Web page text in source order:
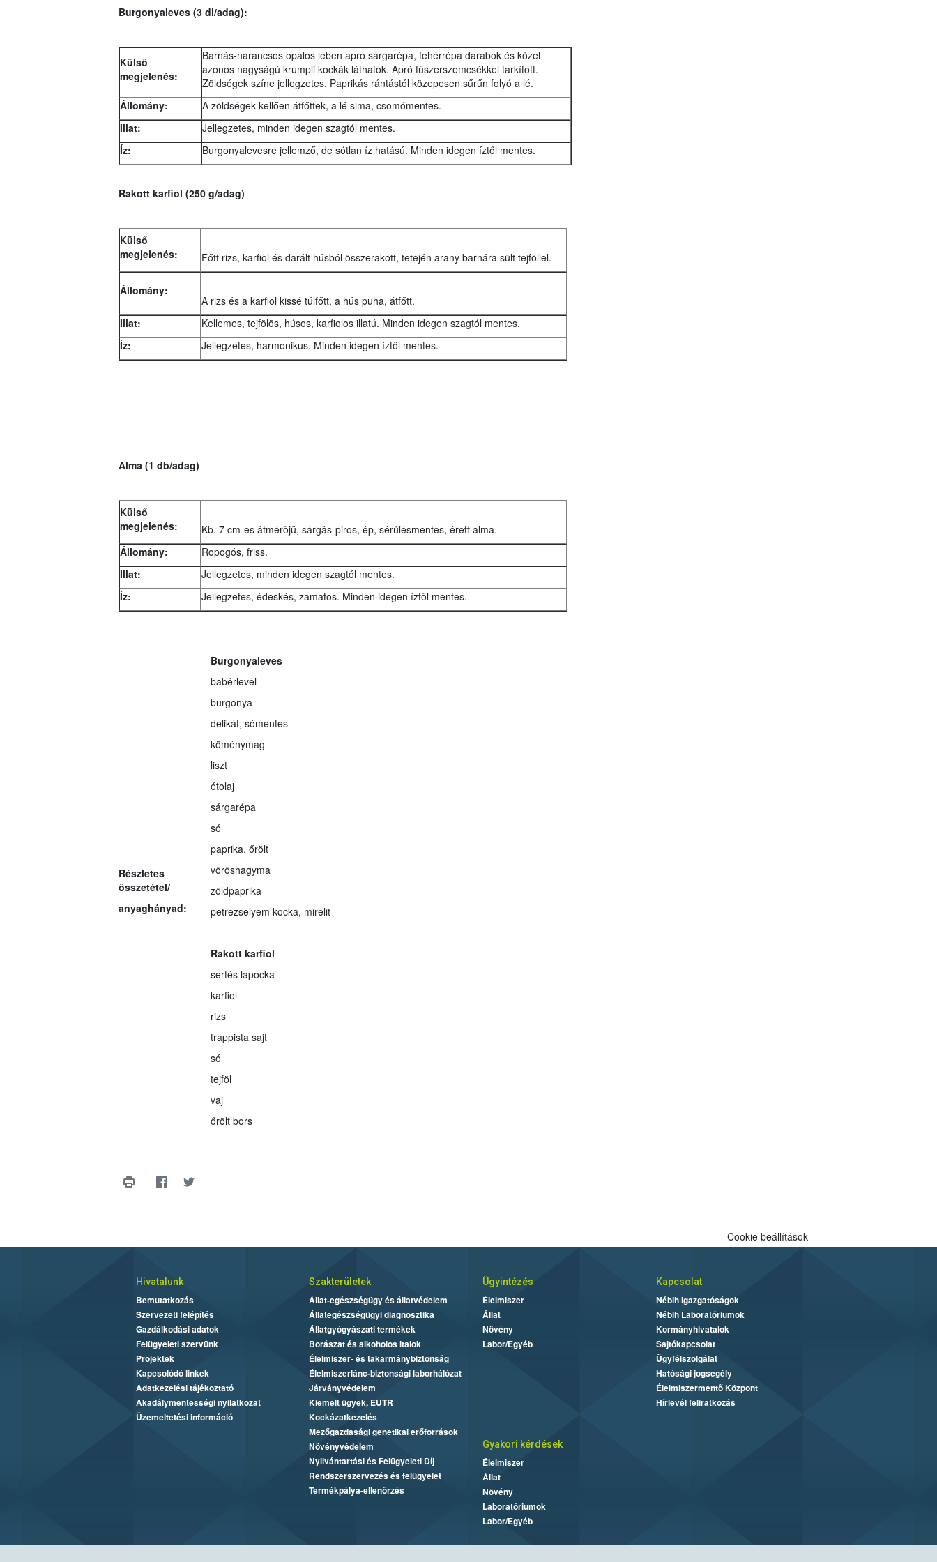
Burgonyaleves (3 dl/adag):
Külső
megjelenés:
Barnás-narancsos opálos lében apró sárgarépa, fehérrépa darabok és közel
azonos nagyságú krumpli kockák láthatók. Apró fűszerszemcsékkel tarkított.
Zöldségek színe jellegzetes. Paprikás rántástól közepesen sűrűn folyó a lé.
Állomány:
A zöldségek kellően átfőttek, a lé sima, csomómentes.
Illat:
Jellegzetes, minden idegen szagtól mentes.
Íz:
Burgonyalevesre jellemző, de sótlan íz hatású. Minden idegen íztől mentes.
Rakott karfiol (250 g/adag)
Külső
megjelenés:
Főtt rizs, karfiol és darált húsból összerakott, tetején arany barnára sült tejföllel.
Állomány:
A rizs és a karfiol kissé túlfőtt, a hús puha, átfőtt.
Illat:
Kellemes, tejfölös, húsos, karfiolos illatú. Minden idegen szagtól mentes.
Íz:
Jellegzetes, harmonikus. Minden idegen íztől mentes.
Alma (1 db/adag)
Külső
megjelenés:
Kb. 7 cm-es átmérőjű, sárgás-piros, ép, sérülésmentes, érett alma.
Állomány:
Ropogós, friss.
Illat:
Jellegzetes, minden idegen szagtól mentes.
Íz:
Jellegzetes, édeskés, zamatos. Minden idegen íztől mentes.
Részletes
összetétel/
anyaghányad:
Burgonyaleves
babérlevél
burgonya
delikát, sómentes
köménymag
liszt
étolaj
sárgarépa
só
paprika, őrölt
vöröshagyma
zöldpaprika
petrezselyem kocka, mirelit
Rakott karfiol
sertés lapocka
karfiol
rizs
trappista sajt
só
tejföl
vaj
őrölt bors
Cookie beállítások
Hivatalunk
Bemutatkozás
Szervezeti felépítés
Gazdálkodási adatok
Felügyeleti szervünk
Projektek
Kapcsolódó linkek
Adatkezelési tájékoztató
Akadálymentességi nyilatkozat
Üzemeltetési információ
Szakterületek
Állat-egészségügy és állatvédelem
Állategészségügyi diagnosztika
Állatgyógyászati termékek
Borászat és alkoholos italok
Élelmiszer- és takarmánybiztonság
Élelmiszerlánc-biztonsági laborhálózat
Járványvédelem
Kiemelt ügyek, EUTR
Kockázatkezelés
Mezőgazdasági genetikai erőforrások
Növényvédelem
Nyilvántartási és Felügyeleti Díj
Rendszerszervezés és felügyelet
Termékpálya-ellenőrzés
Ügyintézés
Élelmiszer
Állat
Növény
Labor/Egyéb
Kapcsolat
Nébih Igazgatóságok
Nébih Laboratóriumok
Kormányhivatalok
Sajtókapcsolat
Ügyfélszolgálat
Hatósági jogsegély
Élelmiszermentő Központ
Hírlevél feliratkozás
Gyakori kérdések
Élelmiszer
Állat
Növény
Laboratóriumok
Labor/Egyéb